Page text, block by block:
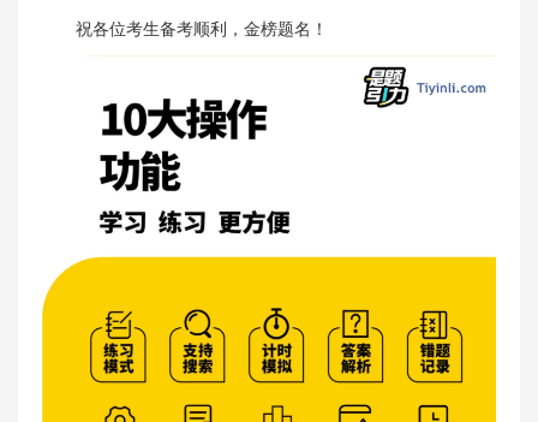
祝各位考生备考顺利，金榜题名！